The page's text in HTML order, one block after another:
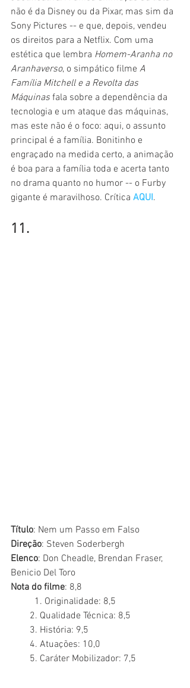
não é da Disney ou da Pixar, mas sim da
Sony Pictures -- e que, depois, vendeu
os direitos para a Netflix. Com uma
estética que lembra Homem-Aranha no
Aranhaverso, o simpático filme A
Família Mitchell e a Revolta das
Máquinas fala sobre a dependência da
tecnologia e um ataque das máquinas,
mas este não é o foco: aqui, o assunto
principal é a família. Bonitinho e
engraçado na medida certo, a animação
é boa para a família toda e acerta tanto
no drama quanto no humor -- o Furby
gigante é maravilhoso. Crítica AQUI.
11.
Título: Nem um Passo em Falso
Direção: Steven Soderbergh
Elenco: Don Cheadle, Brendan Fraser,
Benicio Del Toro
Nota do filme: 8,8
	1. Originalidade: 8,5
        2. Qualidade Técnica: 8,5
        3. História: 9,5
        4. Atuações: 10,0
        5. Caráter Mobilizador: 7,5